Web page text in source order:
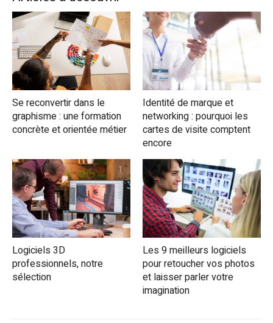
Se reconvertir dans le
graphisme : une formation
concrète et orientée métier
Identité de marque et
networking : pourquoi les
cartes de visite comptent
encore
Logiciels 3D
professionnels, notre
sélection
Les 9 meilleurs logiciels
pour retoucher vos photos
et laisser parler votre
imagination